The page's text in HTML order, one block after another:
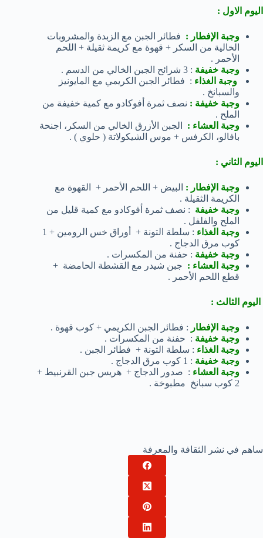
اليوم الاول :
وجبة الإفطار : فطائر الجبن مع الزبدة والمشروبات
الخالية من السكر + قهوة مع كريمة ثقيلة + اللحم
الأحمر .
وجبة خفيفة : 3 شرائح الجبن الخالي من الدسم .
وجبة الغذاء : فطائر الجبن الكريمي مع المايونيز
والسبانخ .
وجبة خفيفة : نصف ثمرة أفوكادو مع كمية خفيفة من
الملح .
وجبة العشاء : الجبن الأزرق الخالي من السكر، اجنحة
بافالو، الكرفس + موس الشيكولاتة ( حلوي ) .
اليوم الثاني :
وجبة الإفطار : البيض + اللحم الأحمر + القهوة مع
الكريمة الثقيلة .
وجبة خفيفة : نصف ثمرة أفوكادو مع كمية قليل من
الملح والفلفل .
وجبة الغذاء
: سلطة التونة + أوراق خس الرومين + 1
كوب مرق الدجاج .
وجبة خفيفة : حفنة من المكسرات .
وجبة العشاء : جبن شيدر مع القشطة الحامضة +
قطع اللحم الأحمر .
اليوم الثالث :
وجبة الإفطار : فطائر الجبن الكريمي + كوب قهوة .
وجبة خفيفة : حفنة من المكسرات .
وجبة الغذاء : سلطة التونة + فطائر الجبن .
وجبة خفيفة : 1 كوب مرق الدجاج .
وجبة العشاء : صدور الدجاج + هريس جبن القرنبيط +
2 كوب سبانخ مطبوخة .
ساهم في نشر الثقافة والمعرفة